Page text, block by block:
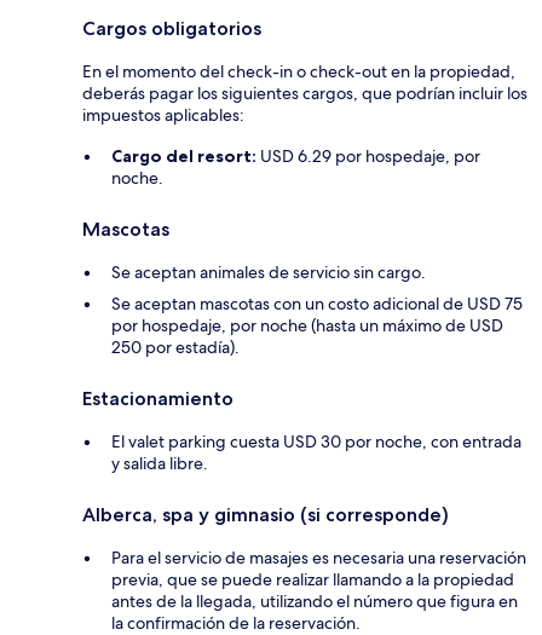
Cargos obligatorios
En el momento del check-in o check-out en la propiedad,
deberás pagar los siguientes cargos, que podrían incluir los
impuestos aplicables:
Cargo del resort: USD 6.29 por hospedaje, por
noche.
Mascotas
Se aceptan animales de servicio sin cargo.
Se aceptan mascotas con un costo adicional de USD 75
por hospedaje, por noche (hasta un máximo de USD
250 por estadía).
Estacionamiento
El valet parking cuesta USD 30 por noche, con entrada
y salida libre.
Alberca, spa y gimnasio (si corresponde)
Para el servicio de masajes es necesaria una reservación
previa, que se puede realizar llamando a la propiedad
antes de la llegada, utilizando el número que figura en
la confirmación de la reservación.